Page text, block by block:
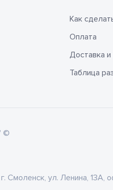
Как
Оплата
Доставка и
Таблица
©
Смоленск, ул. Ленина, 13А,